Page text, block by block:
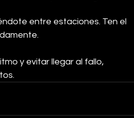
entre estaciones. Ten el
y evitar llegar al fallo,